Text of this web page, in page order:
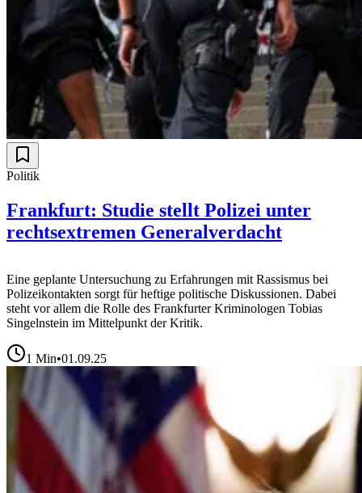
Politik
Frankfurt: Studie stellt Polizei unter
rechtsextremen Generalverdacht
Eine geplante Untersuchung zu Erfahrungen mit Rassismus bei
Polizeikontakten sorgt für heftige politische Diskussionen. Dabei
steht vor allem die Rolle des Frankfurter Kriminologen Tobias
Singelnstein im Mittelpunkt der Kritik.
1 Min•01.09.25